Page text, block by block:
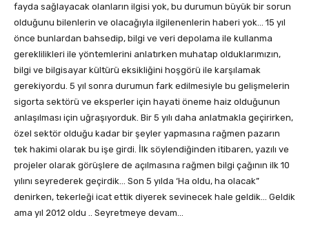
fayda sağlayacak olanların ilgisi yok, bu durumun büyük bir sorun
olduğunu bilenlerin ve olacağıyla ilgilenenlerin haberi yok… 15 yıl
önce bunlardan bahsedip, bilgi ve veri depolama ile kullanma
gereklilikleri ile yöntemlerini anlatırken muhatap olduklarımızın,
bilgi ve bilgisayar kültürü eksikliğini hoşgörü ile karşılamak
gerekiyordu. 5 yıl sonra durumun fark edilmesiyle bu gelişmelerin
sigorta sektörü ve eksperler için hayati öneme haiz olduğunun
anlaşılması için uğraşıyorduk. Bir 5 yılı daha anlatmakla geçirirken,
özel sektör olduğu kadar bir şeyler yapmasına rağmen pazarın
tek hakimi olarak bu işe girdi. İlk söylendiğinden itibaren, yazılı ve
projeler olarak görüşlere de açılmasına rağmen bilgi çağının ilk 10
yılını seyrederek geçirdik… Son 5 yılda ‘Ha oldu, ha olacak”
denirken, tekerleği icat ettik diyerek sevinecek hale geldik… Geldik
ama yıl 2012 oldu .. Seyretmeye devam…